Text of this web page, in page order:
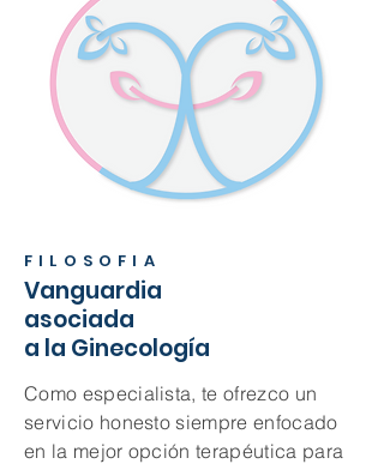
FILOSOFIA
Vanguardia
asociada
a la Ginecología
Como especialista, te ofrezco un
servicio honesto siempre enfocado
en la mejor opción terapéutica para